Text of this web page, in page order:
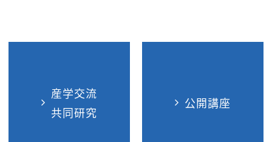
産学交流
共同研究
公開講座